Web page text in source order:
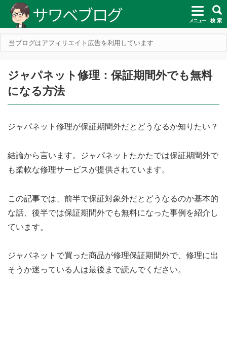
メニュー 検 索
当ブログはアフィリエイト広告を利用しています
ジャパネット修理：保証期間外でも無料
になる方法
ジャパネット修理が保証期間外だとどうなるか知りたい？
結論から言います。ジャパネットたかたでは保証期間外で
も柔軟な修理サービスが提供されています。
この記事では、前半で保証対象外だとどうなるのか基本的
な話、後半では保証期間外でも無料になった事例を紹介し
ています。
ジャパネットで買った商品が修理保証期間外で、修理に出
そうか迷っている人は最後まで読んでください。